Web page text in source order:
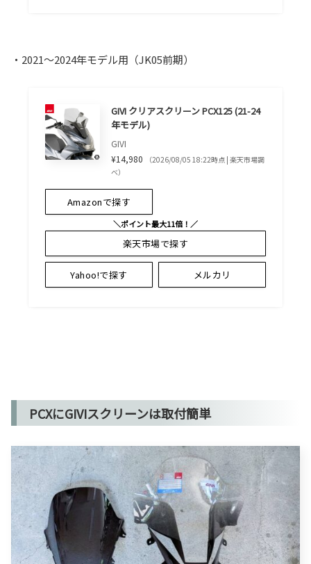
・2021～2024年モデル用（JK05前期）
GIVI クリアスクリーン PCX125 (21-24
年モデル)
GIVI
¥14,980
（2026/08/05 18:22時点 | 楽天市場調
べ）
Amazonで探す
＼ポイント最大11倍！／
楽天市場で探す
Yahoo!で探す メルカリ
PCXにGIVIスクリーンは取付簡単